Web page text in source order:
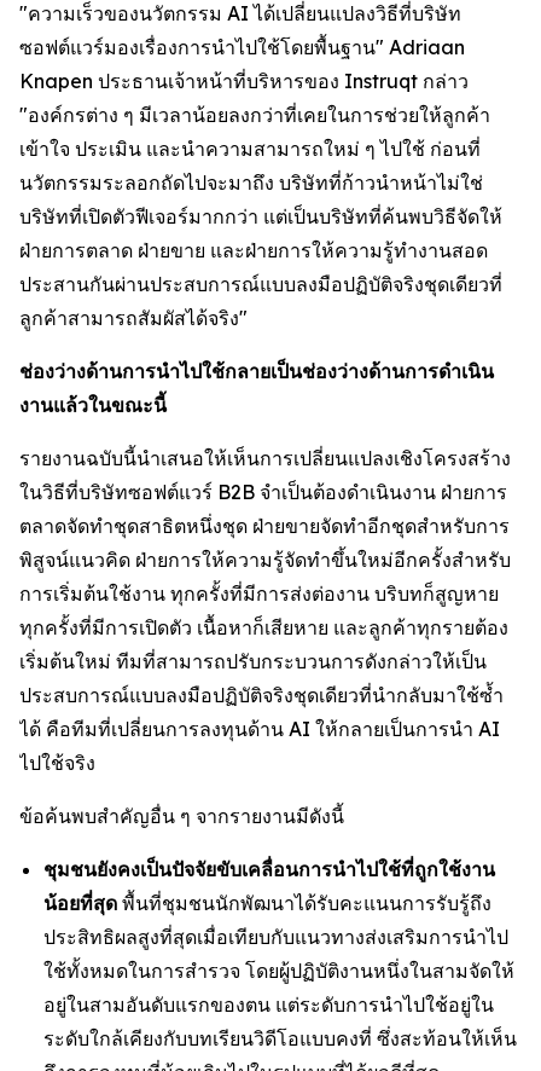
"ความเร็วของนวัตกรรม AI ได้เปลี่ยนแปลงวิธีที่บริษัท
ซอฟต์แวร์มองเรื่องการนำไปใช้โดยพื้นฐาน" Adriaan
Knapen ประธานเจ้าหน้าที่บริหารของ Instruqt กล่าว
"องค์กรต่าง ๆ มีเวลาน้อยลงกว่าที่เคยในการช่วยให้ลูกค้า
เข้าใจ ประเมิน และนำความสามารถใหม่ ๆ ไปใช้ ก่อนที่
นวัตกรรมระลอกถัดไปจะมาถึง บริษัทที่ก้าวนำหน้าไม่ใช่
บริษัทที่เปิดตัวฟีเจอร์มากกว่า แต่เป็นบริษัทที่ค้นพบวิธีจัดให้
ฝ่ายการตลาด ฝ่ายขาย และฝ่ายการให้ความรู้ทำงานสอด
ประสานกันผ่านประสบการณ์แบบลงมือปฏิบัติจริงชุดเดียวที่
ลูกค้าสามารถสัมผัสได้จริง"
ช่องว่างด้านการนำไปใช้กลายเป็นช่องว่างด้านการดำเนิน
งานแล้วในขณะนี้
รายงานฉบับนี้นำเสนอให้เห็นการเปลี่ยนแปลงเชิงโครงสร้าง
ในวิธีที่บริษัทซอฟต์แวร์ B2B จำเป็นต้องดำเนินงาน ฝ่ายการ
ตลาดจัดทำชุดสาธิตหนึ่งชุด ฝ่ายขายจัดทำอีกชุดสำหรับการ
พิสูจน์แนวคิด ฝ่ายการให้ความรู้จัดทำขึ้นใหม่อีกครั้งสำหรับ
การเริ่มต้นใช้งาน ทุกครั้งที่มีการส่งต่องาน บริบทก็สูญหาย
ทุกครั้งที่มีการเปิดตัว เนื้อหาก็เสียหาย และลูกค้าทุกรายต้อง
เริ่มต้นใหม่ ทีมที่สามารถปรับกระบวนการดังกล่าวให้เป็น
ประสบการณ์แบบลงมือปฏิบัติจริงชุดเดียวที่นำกลับมาใช้ซ้ำ
ได้ คือทีมที่เปลี่ยนการลงทุนด้าน AI ให้กลายเป็นการนำ AI
ไปใช้จริง
ข้อค้นพบสำคัญอื่น ๆ จากรายงานมีดังนี้
ชุมชนยังคงเป็นปัจจัยขับเคลื่อนการนำไปใช้ที่ถูกใช้งาน
น้อยที่สุด พื้นที่ชุมชนนักพัฒนาได้รับคะแนนการรับรู้ถึง
ประสิทธิผลสูงที่สุดเมื่อเทียบกับแนวทางส่งเสริมการนำไป
ใช้ทั้งหมดในการสำรวจ โดยผู้ปฏิบัติงานหนึ่งในสามจัดให้
อยู่ในสามอันดับแรกของตน แต่ระดับการนำไปใช้อยู่ใน
ระดับใกล้เคียงกับบทเรียนวิดีโอแบบคงที่ ซึ่งสะท้อนให้เห็น